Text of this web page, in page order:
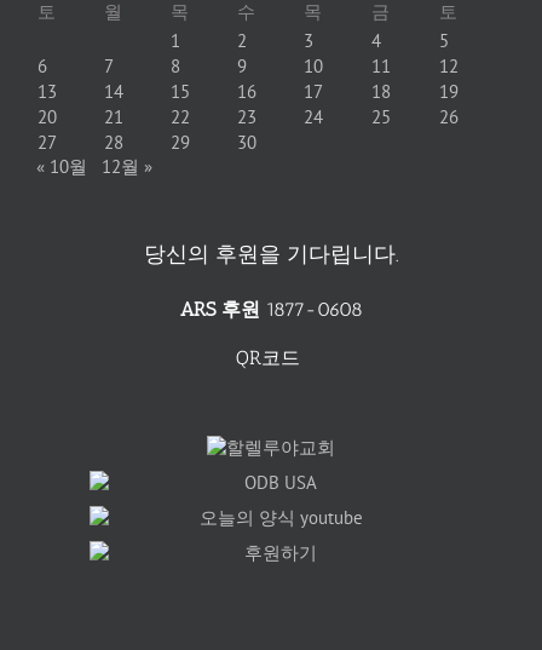
토 월 목 수 목 금 토
1 2 3 4
5
6
7 8 9 10 11
12
13
14 15 16 17 18
19
20
21 22 23 24 25
26
27
28 29
30
« 10월
12월 »
당신의 후원을 기다립니다.
ARS 후원 1877-0608
QR코드